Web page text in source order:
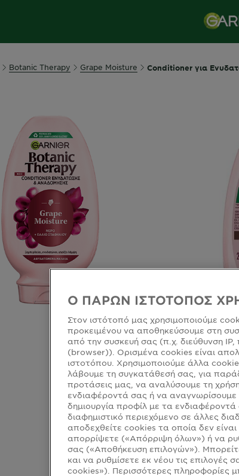
Botanic Therapy Grape Moisture Conditioner για
SLIDE 1SLIDE 2
SLIDE 3
SLIDE 4
SLIDE 5
Ο ΠΑΡΩΝ ΙΣΤΟΤΟΠΟΣ
Στον ιστότοπό μας χρησιμοποιούμε
προκειμένου να αποθηκεύσουμε στη
από την συσκευή σας (π.χ. διεύθυνση
(browser)). Ορισμένα cookies είναι
ιστοτόπου. Χρησιμοποιούμε άλλα
λάβουμε τη συγκατάθεσή σας, για
προτάσεις μας, να αναλύσουμε τη
ενδιαφέροντά σας ή να
δημιουργία προφίλ με τα ενδιαφέροντά
διαφημιστικό περιεχόμενο σε άλλες
αποδεχθείτε cookies τα οποία δεν
απορρίψετε («Απόρριψη όλων») ή να
σας («Αποθήκευση επιλογών»).
και να ρυθμίσετε εκ νέου τις επιλογές
cookies»). Περισσότερες πληροφορίες